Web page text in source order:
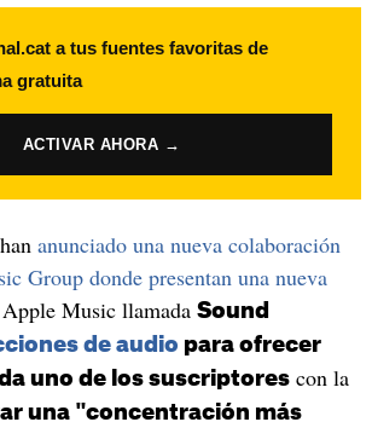
a tus fuentes favoritas de
gratuita
ACTIVAR AHORA →
anunciado una nueva colaboración
Group donde presentan una nueva
Music llamada Sound
de audio para ofrecer
uno de los suscriptorescon la
una "concentración más